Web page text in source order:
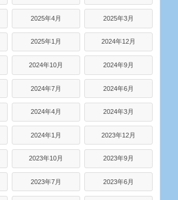
2025年4月 2025年3月
2025年1月 2024年12月
2024年10月 2024年9月
2024年7月 2024年6月
2024年4月 2024年3月
2024年1月 2023年12月
2023年10月 2023年9月
2023年7月 2023年6月